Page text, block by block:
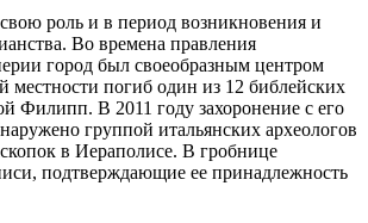
роль и в период возникновения и
Во времена правления
город был своеобразным центром
местности погиб один из 12 библейских
Филипп. В 2011 году захоронение с его
группой итальянских археологов
в Иераполисе. В гробнице
подтверждающие ее принадлежность